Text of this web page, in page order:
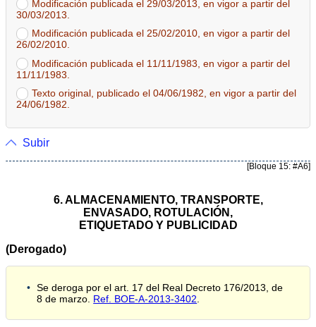
Modificación publicada el 29/03/2013, en vigor a partir del
30/03/2013.
Modificación publicada el 25/02/2010, en vigor a partir del
26/02/2010.
Modificación publicada el 11/11/1983, en vigor a partir del
11/11/1983.
Texto original, publicado el 04/06/1982, en vigor a partir del
24/06/1982.
Subir
[Bloque 15: #A6]
6. ALMACENAMIENTO, TRANSPORTE,
ENVASADO, ROTULACIÓN,
ETIQUETADO Y PUBLICIDAD
(Derogado)
Se deroga por el art. 17 del Real Decreto 176/2013, de
8 de marzo. Ref. BOE-A-2013-3402